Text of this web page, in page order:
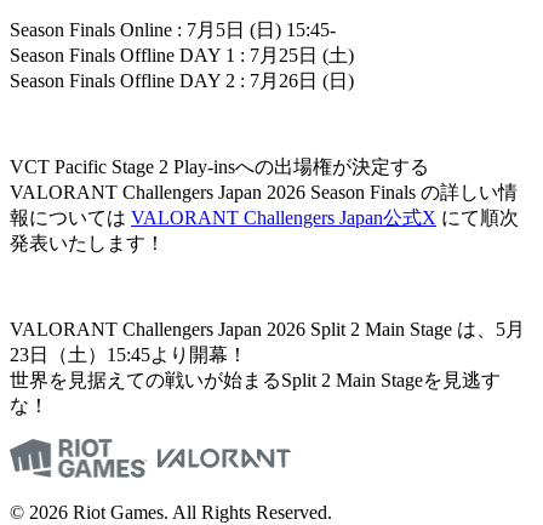
Season Finals Online : 7月5日 (日) 15:45-
Season Finals Offline DAY 1 : 7月25日 (土)
Season Finals Offline DAY 2 : 7月26日 (日)
VCT Pacific Stage 2 Play-insへの出場権が決定する
VALORANT Challengers Japan 2026 Season Finals の詳しい情
報については VALORANT Challengers Japan公式X にて順次
発表いたします！
VALORANT Challengers Japan 2026 Split 2 Main Stage は、5月
23日（土）15:45より開幕！
世界を見据えての戦いが始まるSplit 2 Main Stageを見逃す
な！
© 2026 Riot Games. All Rights Reserved.